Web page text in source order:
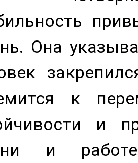
Она
к
и
и